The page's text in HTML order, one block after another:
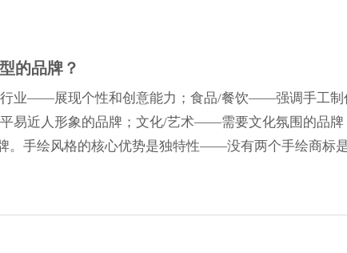
的品牌？
行业——展现个性和创意能力；食品/餐饮——强调手工制
易近人形象的品牌；文化/艺术——需要文化氛围的品牌
手绘风格的核心优势是独特性——没有两个手绘商标